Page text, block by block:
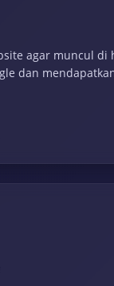
agar muncul di
dan